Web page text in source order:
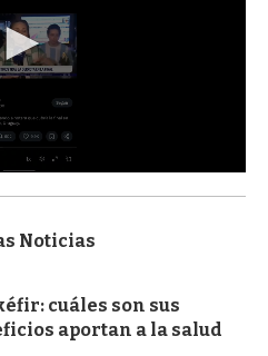
Noticias
cuáles son sus
aportan a la salud